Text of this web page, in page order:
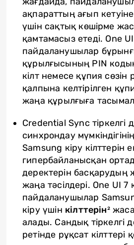
ақпараттың ағып
үшін сақтық көшірме
қамтамасыз етеді. One
пайдаланушылар
құрылғысының PIN
кілт немесе құпия
қалпына келтірілген
жаңа құрылғыға
Credential Sync тіркелгі
синхрондау
Samsung кіру кілттерін
гипербайланысқан
деректерін басқарудың
жаңа тәсілдері. One UI 7
пайдаланушылар
кіру үшін кілттерін²
алады. Сандық тіркелгі
ретінде рұқсат кілттері